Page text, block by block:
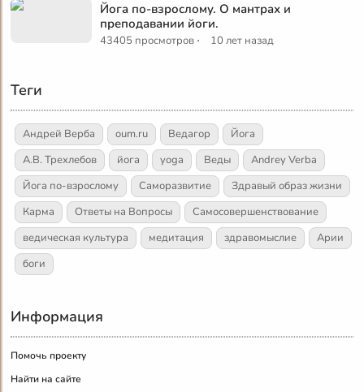
Йога по-взрослому. О мантрах и
преподавании йоги.
43405 просмотров · 10 лет назад
Теги
Андрей Верба oum.ru Ведагор
Йога
А.В. Трехлебов
йога yoga Веды
Andrey Verba
Йога по-взрослому
Саморазвитие
Здравый образ жизни
Карма
Ответы на Вопросы
Самосовершенствование
ведическая культура
медитация здравомыслие
Арии
боги
Информация
Помочь проекту
Найти на сайте